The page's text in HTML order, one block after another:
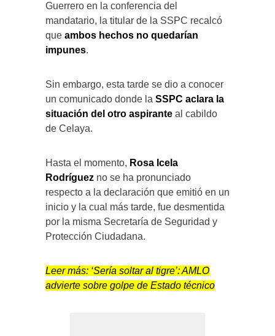
Guerrero en la conferencia del
mandatario, la titular de la SSPC recalcó
que ambos hechos no quedarían
impunes.
Sin embargo, esta tarde se dio a conocer
un comunicado donde la SSPC aclara la
situación del otro aspirante al cabildo
de Celaya.
Hasta el momento, Rosa Icela
Rodríguez no se ha pronunciado
respecto a la declaración que emitió en un
inicio y la cual más tarde, fue desmentida
por la misma Secretaría de Seguridad y
Protección Ciudadana.
Leer más: ‘Sería soltar al tigre’: AMLO
advierte sobre golpe de Estado técnico